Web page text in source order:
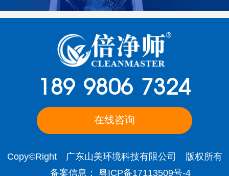
189 9806 7324
在线咨询
Copy©Right 广东山美环境科技有限公司 版权所有
备案信息： 粤ICP备17113509号-4